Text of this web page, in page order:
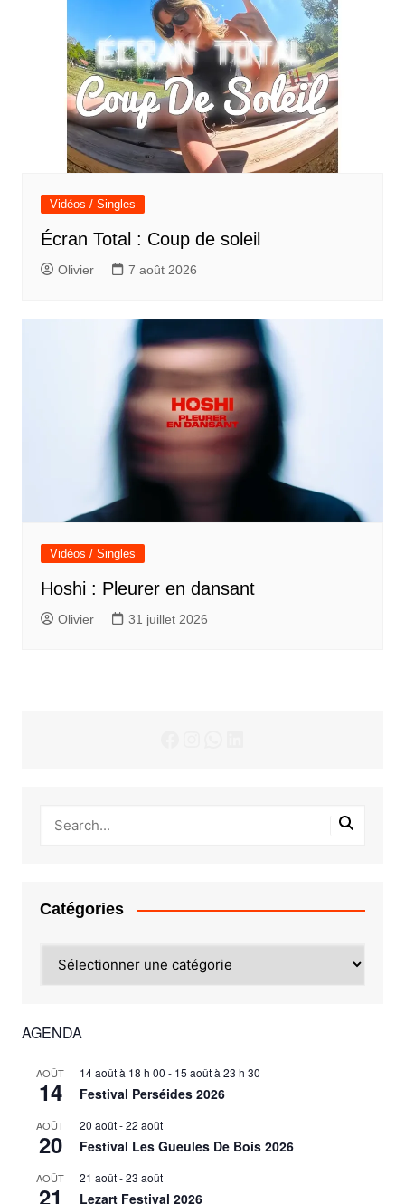
Vidéos / Singles
Écran Total : Coup de soleil
Olivier 7 août 2026
Vidéos / Singles
Hoshi : Pleurer en dansant
Olivier 31 juillet 2026
Catégories
AGENDA
AOÛT
14
14 août à 18 h 00 - 15 août à 23 h 30
Festival Perséides 2026
AOÛT
20
20 août-22 août
Festival Les Gueules De Bois 2026
AOÛT
21
21 août-23 août
Lezart Festival 2026